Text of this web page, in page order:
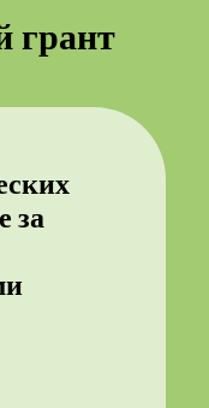
грант
за